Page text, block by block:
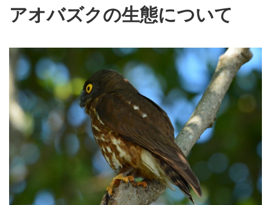
アオバズクの生態について